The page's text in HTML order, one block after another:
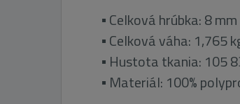
▪ Celková hrúbka: 8 mm
▪ Celková váha: 1,765
▪ Hustota tkania: 105
▪ Materiál: 100%